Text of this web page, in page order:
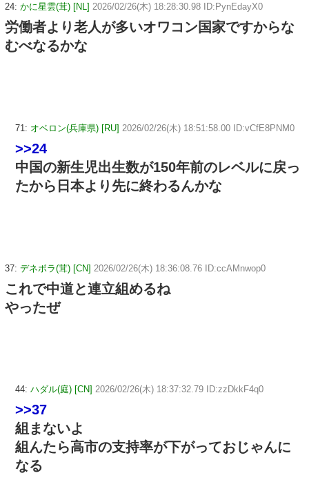
24: かに星雲(茸) [NL] 2026/02/26(木) 18:28:30.98 ID:PynEdayX0
労働者より老人が多いオワコン国家ですからな
むべなるかな
71: オベロン(兵庫県) [RU] 2026/02/26(木) 18:51:58.00 ID:vCfE8PNM0
>>24
中国の新生児出生数が150年前のレベルに戻っ
たから日本より先に終わるんかな
37: デネボラ(茸) [CN] 2026/02/26(木) 18:36:08.76 ID:ccAMnwop0
これで中道と連立組めるね
やったぜ
44: ハダル(庭) [CN] 2026/02/26(木) 18:37:32.79 ID:zzDkkF4q0
>>37
組まないよ
組んたら高市の支持率が下がっておじゃんに
なる